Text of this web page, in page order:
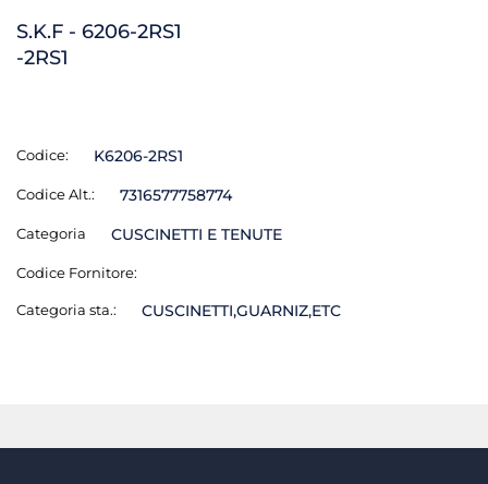
S.K.F - 6206-2RS1
-2RS1
Codice: K6206-2RS1
Codice Alt.: 7316577758774
Categoria CUSCINETTI E TENUTE
Codice Fornitore:
Categoria sta.: CUSCINETTI,GUARNIZ,ETC